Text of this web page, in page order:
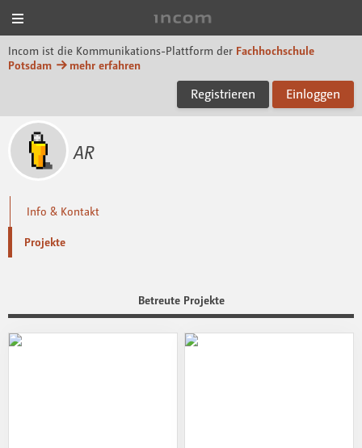
Incom ist die Kommunikations-Plattform der Fachhochschule
Potsdam
mehr erfahren
Registrieren Einloggen
AR
Info & Kontakt
Projekte
Betreute Projekte